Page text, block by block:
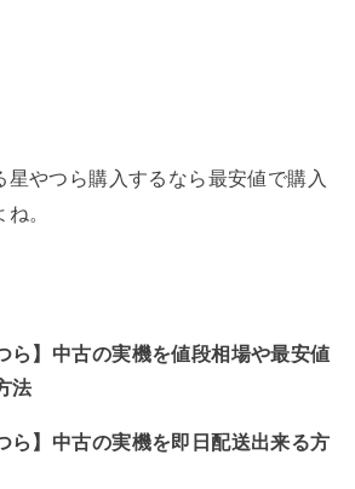
星やつら購入するなら最安値で購入
。
ら】中古の実機を値段相場や最安値
法
ら】中古の実機を即日配送出来る方